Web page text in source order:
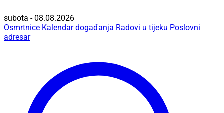
subota - 08.08.2026
Osmrtnice Kalendar događanja Radovi u tijeku Poslovni
adresar